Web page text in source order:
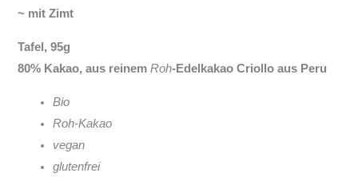
~ mit Zimt
Tafel, 95g
80% Kakao, aus reinemRoh-Edelkakao Criollo aus Peru
Bio
Roh-Kakao
vegan
glutenfrei